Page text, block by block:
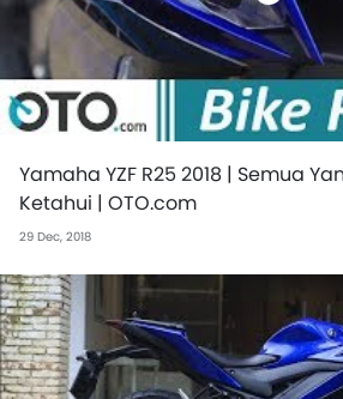
Yamaha YZF R25 2018 | Semua
Ketahui | OTO.com
29 Dec, 2018